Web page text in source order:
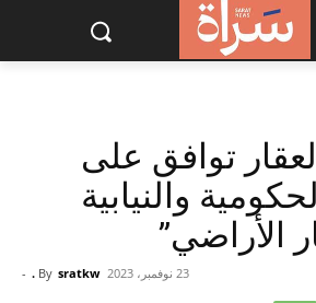
توافق على
والنيابية
الأراضي”
By sratkw .
- 23 نوفمبر، 2023